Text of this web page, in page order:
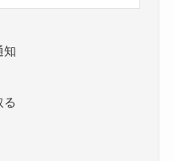
知
る